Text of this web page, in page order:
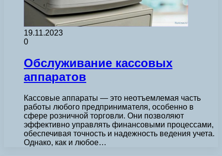
19.11.2023
0
Обслуживание кассовых
аппаратов
Кассовые аппараты — это неотъемлемая часть
работы любого предпринимателя, особенно в
сфере розничной торговли. Они позволяют
эффективно управлять финансовыми процессами,
обеспечивая точность и надежность ведения учета.
Однако, как и любое…